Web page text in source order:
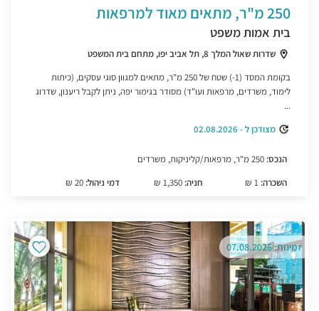
250 מ"ר, מתאים מאוד למרפאות
בית אמות משפט
שדרות שאול המלך 8, תל אביב יפו, מתחם בית המשפט
בקומת המסד (1-) שטח של 250 מ"ר, מתאים למגוון סוגי עסקים, (כיתות
לימוד, משרדים, מרפאות ועו"ד) מסודר בגימור יפה, ניתן לקבל ריענון, שדרוג
...
מצודכן ל - 02.08.2026
הנכס:
השכרה:
חניה: דמי ניהול: 20 ₪
זמינות: 07.08.2026